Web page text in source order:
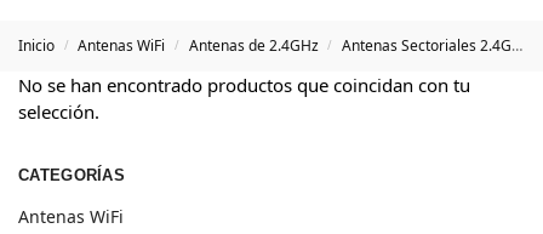
Inicio / Antenas WiFi / Antenas de 2.4GHz / Antenas Sectoriales 2.4GHz
No se han encontrado productos que coincidan con tu
selección.
CATEGORÍAS
Antenas WiFi